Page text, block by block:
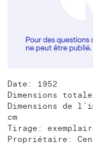
Date: 1952
Dimensions
Dimensions de
cm
Tirage:
Propriétaire: